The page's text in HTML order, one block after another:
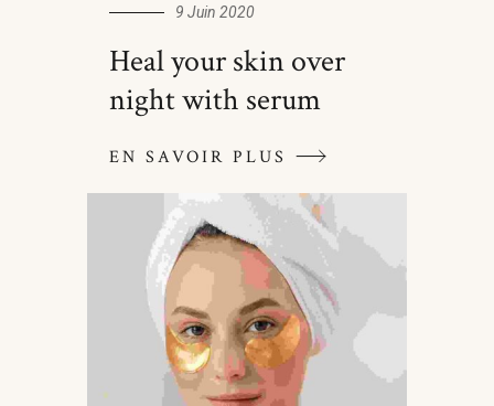
9 Juin 2020
Heal your skin over
night with serum
EN SAVOIR PLUS